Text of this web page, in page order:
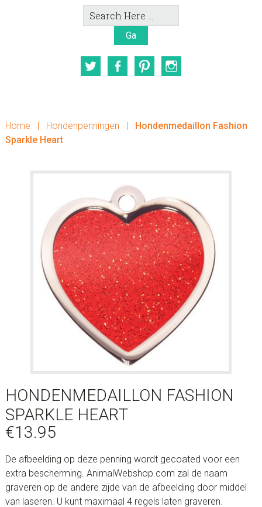
Search
Here
TwitterFacebookPinterest
Home | Hondenpenningen |
Hondenmedaillon Fashion
Sparkle Heart
HONDENMEDAILLON FASHION
SPARKLE HEART
€13.95
De afbeelding op deze penning wordt gecoated voor een
extra bescherming. AnimalWebshop.com zal de naam
graveren op de andere zijde van de afbeelding door middel
van laseren. U kunt maximaal 4 regels laten graveren.